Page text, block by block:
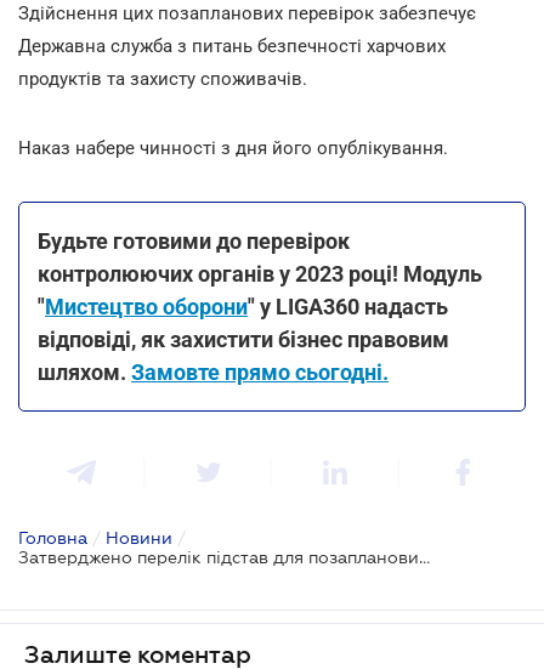
Здійснення цих позапланових перевірок забезпечує
Державна служба з питань безпечності харчових
продуктів та захисту споживачів.
Наказ набере чинності з дня його опублікування.
Будьте готовими до перевірок
контролюючих органів у 2023 році! Модуль
"Мистецтво оборони" у LIGA360 надасть
відповіді, як захистити бізнес правовим
шляхом. Замовте прямо сьогодні.
Головна / Новини /
Затверджено перелік підстав для позапланових перевірок Держпродспоживслужби під час війни
Залиште коментар